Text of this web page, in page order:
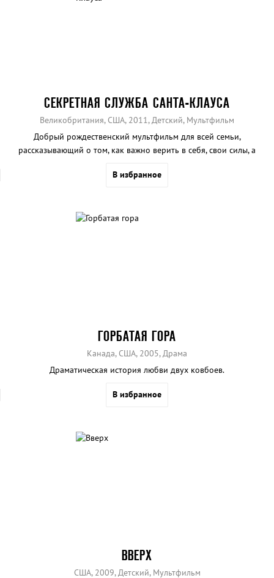
СЕКРЕТНАЯ СЛУЖБА САНТА-КЛАУСА
Великобритания, США, 2011, Детский, Мультфильм
Добрый рождественский мультфильм для всей семьи,
рассказывающий о том, как важно верить в себя, свои силы, а
В избранное
ГОРБАТАЯ ГОРА
Канада, США, 2005, Драма
Драматическая история любви двух ковбоев.
В избранное
ВВЕРХ
США, 2009, Детский, Мультфильм